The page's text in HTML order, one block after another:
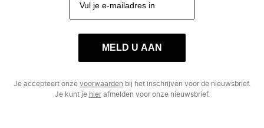
MELD U AAN
Je accepteert onze voorwaarden bij het inschrijven voor de nieuwsbrief.
Je kunt je hierafmelden voor onze nieuwsbrief.